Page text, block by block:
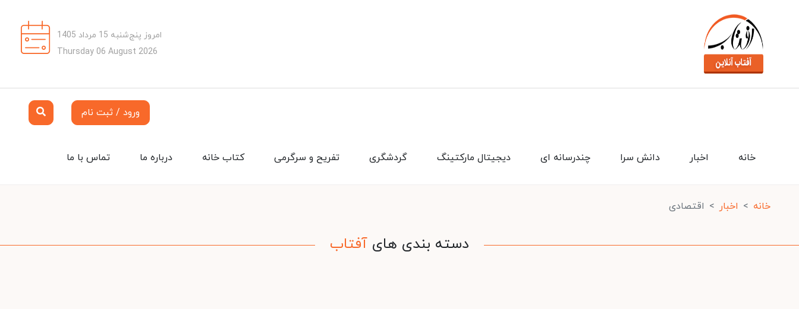
امروز پنج‌شنبه 15 مرداد 1405
Thursday 06 August 2026
ورود / ثبت نام
تماس با ما درباره ما کتاب خانه تفریح و سرگرمی گردشگری دیجیتال مارکتینگ چندرسانه ای دانش سرا اخبار خانه
خانه اخبار اقتصادی
دسته بندی های آفتاب